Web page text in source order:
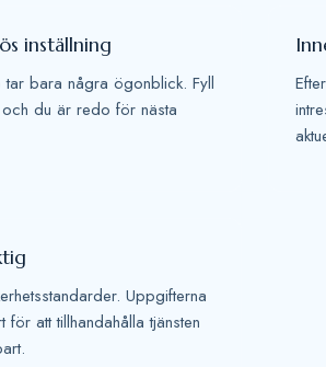
inställning
bara några ögonblick. Fyll
du är redo för nästa
Uppgifterna
att tillhandahålla tjänsten